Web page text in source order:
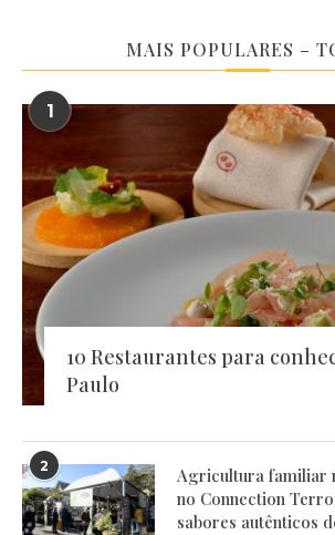
MAIS POPULARES –
1
10 Restaurantes para
Paulo
2
Agricultura familiar
no Connection
sabores autênticos